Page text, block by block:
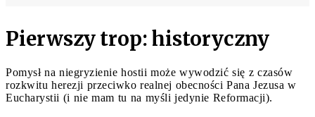
Pierwszy trop: historyczny
Pomysł na niegryzienie hostii może wywodzić się z czasów
rozkwitu herezji przeciwko realnej obecności Pana Jezusa w
Eucharystii (i nie mam tu na myśli jedynie Reformacji).